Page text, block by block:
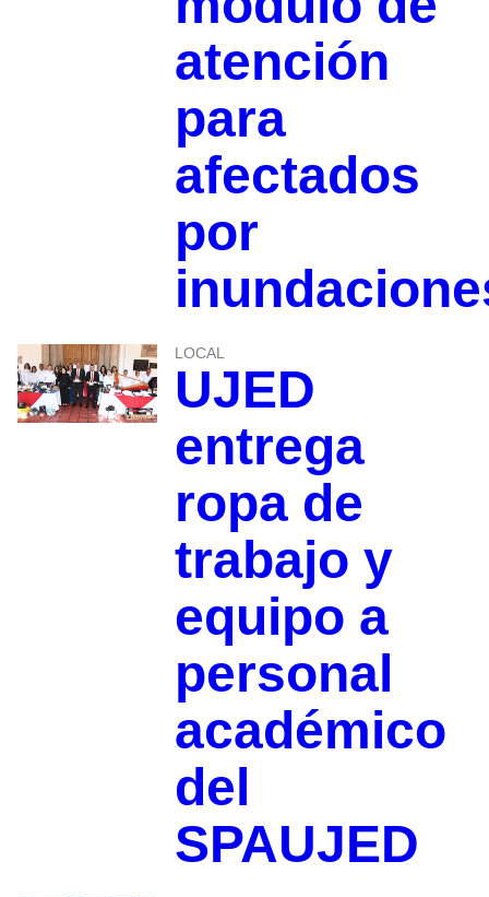
atención
para
afectados
por
LOCAL
UJED
entrega
ropa de
trabajo y
equipo a
personal
académico
del
SPAUJED